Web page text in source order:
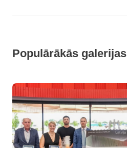
Populārākās galerijas